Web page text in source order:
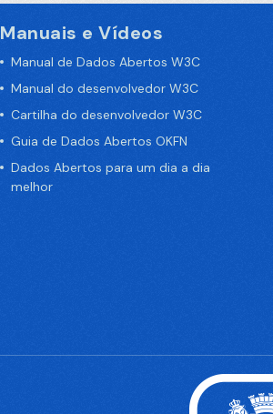
Manuais e Vídeos
Manual de Dados Abertos W3C
Manual do desenvolvedor W3C
Cartilha do desenvolvedor W3C
Guia de Dados Abertos OKFN
Dados Abertos para um dia a dia
melhor